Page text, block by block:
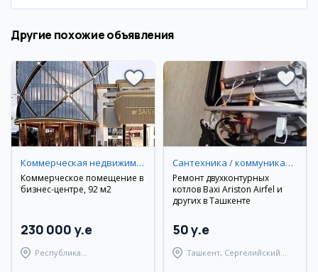
Другие похожие объявления
Коммерческая недвижимость
Коммерческое помещение в
бизнес-центре, 92 м2
230 000 y.e
Республика
Сантехника / коммуникации
Ремонт двухконтурных
котлов Baxi Ariston Airfel и
других в Ташкенте
50 y.e
Ташкент, Сергелийский